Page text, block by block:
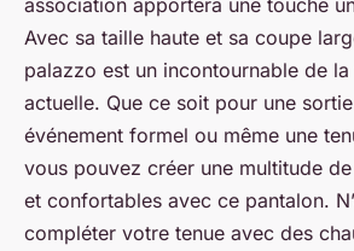
Avec sa taille haute et sa coupe
palazzo est un incontournable de
actuelle. Que ce soit pour une
événement formel ou même une
vous pouvez créer une multitude
et confortables avec ce pantalon.
compléter votre tenue avec des